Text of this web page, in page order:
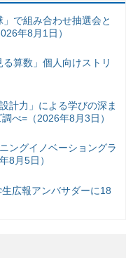
で組み合わせ抽選会と
年8月1日）
算数」個人向けストリ
計力」による学びの深ま
べ=（2026年8月3日）
ングイノベーショングラ
8月5日）
広報アンバサダーに18